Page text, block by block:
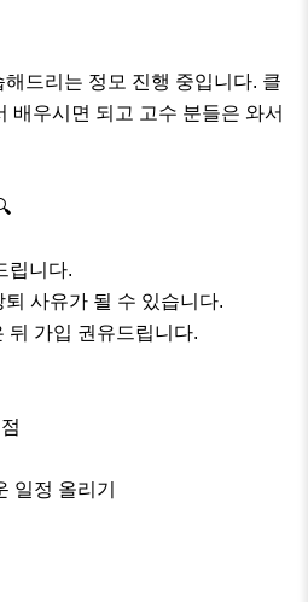
해드리는 정모 진행 중입니다. 클
배우시면 되고 고수 분들은 와서
립니다.
사유가 될 수 있습니다.
뒤 가입 권유드립니다.
일정 올리기